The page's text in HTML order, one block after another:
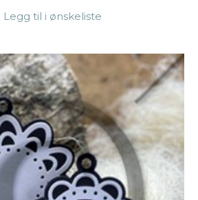
Legg til i ønskeliste